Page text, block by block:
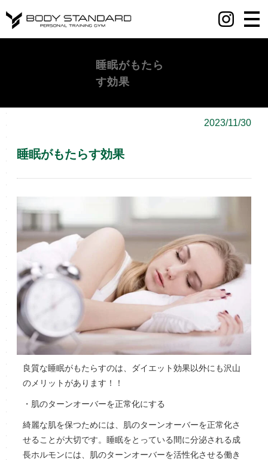
睡眠がもたら
す効果
2023/11/30
睡眠がもたらす効果
良質な睡眠がもたらすのは、ダイエット効果以外にも沢山
のメリットがあります！！
・肌のターンオーバーを正常化にする
綺麗な肌を保つためには、肌のターンオーバーを正常化さ
せることが大切です。睡眠をとっている間に分泌される成
長ホルモンには、肌のターンオーバーを活性化させる働き